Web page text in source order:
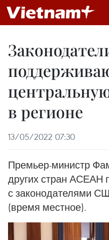
в регионе
13/05/2022 07:30
Премьер-министр
других стран АСЕАН
с законодателями
(время местное).